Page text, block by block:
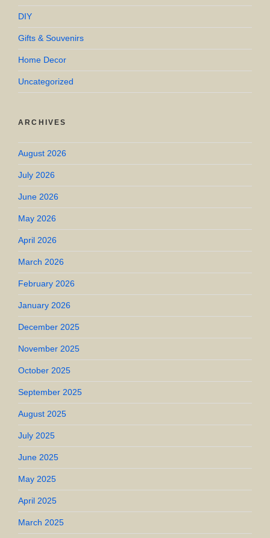
DIY
Gifts & Souvenirs
Home Decor
Uncategorized
ARCHIVES
August 2026
July 2026
June 2026
May 2026
April 2026
March 2026
February 2026
January 2026
December 2025
November 2025
October 2025
September 2025
August 2025
July 2025
June 2025
May 2025
April 2025
March 2025